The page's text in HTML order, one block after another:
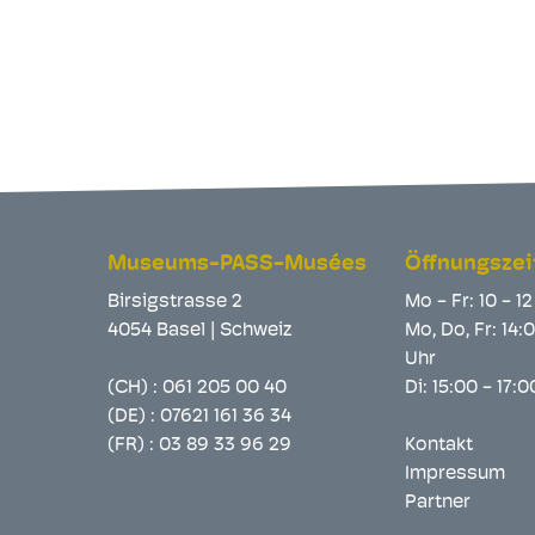
Museums-PASS-Musées
Birsigstrasse 2
4054 Basel | Schweiz
(CH) : 061 205 00 40
(DE) : 07621 161 36 34
(FR) : 03 89 33 96 29
Mo - Fr: 10 -
Mo, Do, Fr:
Uhr
Di: 15:00 -
Kontakt
Impressum
Partner